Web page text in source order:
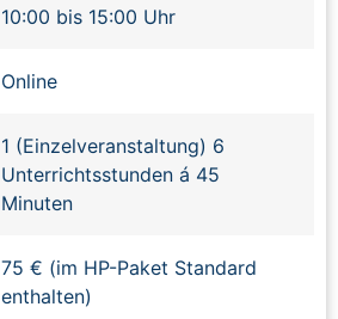
10:00 bis 15:00 Uhr
Online
1 (Einzelveranstaltung) 6
Unterrichtsstunden á 45
Minuten
75 € (im HP-Paket Standard
enthalten)